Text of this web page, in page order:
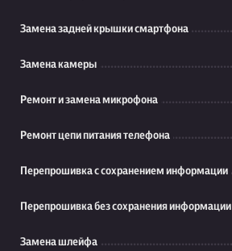
Замена задней крышки смартфона
Замена камеры
Ремонт и замена микрофона
Ремонт цепи питания телефона
Перепрошивка с сохранением информации
Перепрошивка без сохранения информации
Замена шлейфа